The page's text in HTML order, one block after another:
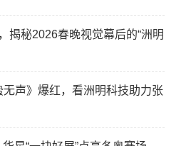
揭秘2026春晚视觉幕后的“洲明
声》爆红，看洲明科技助力张